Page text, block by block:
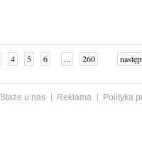
4 5 6 ... 260
Staże u nas Reklama
Polityka